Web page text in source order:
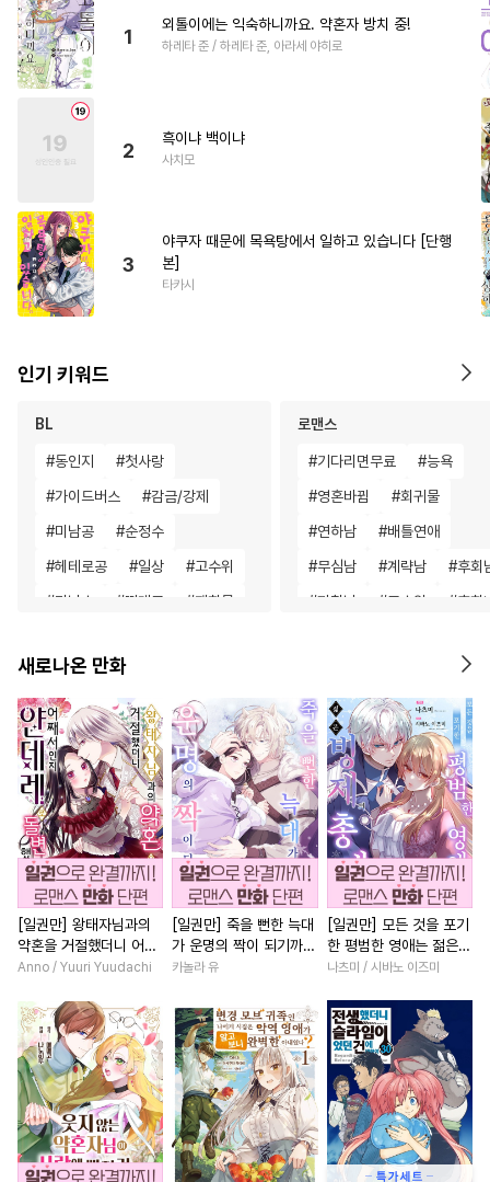
1
외톨이에는 익숙하니까요. 약혼자 방치 중!
하레타 준 / 하레타 준, 아라세 야히로
2
흑이냐 백이냐
사치모
3
야쿠자 때문에 목욕탕에서 일하고 있습니다 [단행
본]
타카시
인기 키워드
BL
#동인지 #첫사랑
#가이드버스 #감금/강제
#미남공 #순정수
#헤테로공 #일상 #고수위
#미남수 #떡대공 #재회물
#판타지 #다각관계
#순진수 #능글수 #연예계
#모럴리스 #미인수
#드라마 #안경수 #BDSM
#음험공 #이세계물
#예민수 #침착수 #후회수
#연상공 #능글공
#츤데레공 #후회공
#무심수 # 피폐물 #상처공
#무심공 #동물 #난폭공
#학원/캠퍼스 #애증관계
# 소설원작 #선후배
#현대물 #유혹 #능욕공
#계약관계 #소심수
로맨스
#기다리면무료 #능욕
#영혼바뀜 #회귀물
#연하남 #배틀연애
#무심남 #계략남 #후회
#까칠남 #고수위 #후회
성장물
#첫사랑 #영상화 #게임
#
친구 #평범녀 #오피스
#원나잇 #계약관계
#성장물 #육아물 #다정
#학원/캠퍼스 #애증관계
#
로맨스 #능력녀
#
나이차커플 # 현대물
#
재회물 # 짝사랑 #상처
#
인외존재
절륜남
#다각관계 #직진남
#
동양풍 #능글남 #조신
#역사/시대물 #소년
#
개그/코믹 #재벌남
새로나온 만화
[일권만] 왕태자님과의
약혼을 거절했더니 어째
서인지 얀데레로 돌변했
Anno / Yuuri Yuudachi
[일권만] 죽을 뻔한 늑대
가 운명의 짝이 되기까지
[단행본]
카놀라 유
[일권만] 모든 것을 포기
한 평범한 영애는 젊은
빙제의 총애를 받는다
나츠미 / 시바노 이즈미